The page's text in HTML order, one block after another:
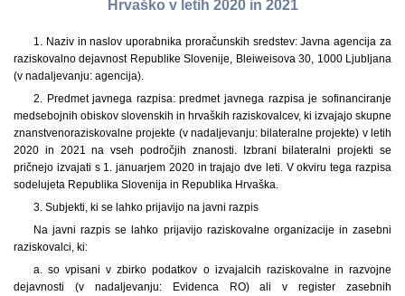
Hrvaško v letih 2020 in 2021
1. Naziv in naslov uporabnika proračunskih sredstev: Javna agencija za
raziskovalno dejavnost Republike Slovenije, Bleiweisova 30, 1000 Ljubljana
(v nadaljevanju: agencija).
2. Predmet javnega razpisa: predmet javnega razpisa je sofinanciranje
medsebojnih obiskov slovenskih in hrvaških raziskovalcev, ki izvajajo skupne
znanstvenoraziskovalne projekte (v nadaljevanju: bilateralne projekte) v letih
2020 in 2021 na vseh področjih znanosti. Izbrani bilateralni projekti se
pričnejo izvajati s 1. januarjem 2020 in trajajo dve leti. V okviru tega razpisa
sodelujeta Republika Slovenija in Republika Hrvaška.
3. Subjekti, ki se lahko prijavijo na javni razpis
Na javni razpis se lahko prijavijo raziskovalne organizacije in zasebni
raziskovalci, ki:
a. so vpisani v zbirko podatkov o izvajalcih raziskovalne in razvojne
dejavnosti (v nadaljevanju: Evidenca RO) ali v register zasebnih